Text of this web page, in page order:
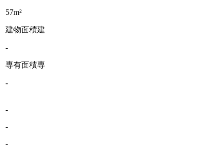
57m²
建物面積建
-
専有面積専
-
-
-
-